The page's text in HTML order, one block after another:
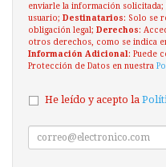
enviarle la información solicitada;
usuario; Destinatarios: Solo se
obligación legal; Derechos:
otros derechos, como se indica
Información Adicional : Puede
Protección de Datos en nuestra
He leído y acepto la